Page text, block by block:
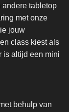
tabletop
met onze
jouw
class kiest als
is altijd een mini
behulp van